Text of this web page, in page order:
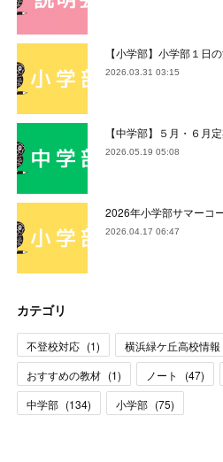
【小学部】小学部１日
2026.03.31 03:15
【中学部】５月・６月
2026.05.19 05:08
2026年小学部サマーコ
2026.04.17 06:47
カテゴリ
不登校対応 (1) 横浜緑ケ丘高校情報
おすすめの教材 (1) ノート (47)
中学部 (134) 小学部 (75)